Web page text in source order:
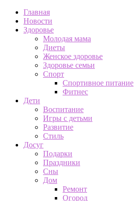
Главная
Новости
Здоровье
Молодая мама
Диеты
Женское здоровье
Здоровье семьи
Спорт
Спортивное питание
Фитнес
Дети
Воспитание
Игры с детьми
Развитие
Стиль
Досуг
Подарки
Праздники
Сны
Дом
Ремонт
Огород